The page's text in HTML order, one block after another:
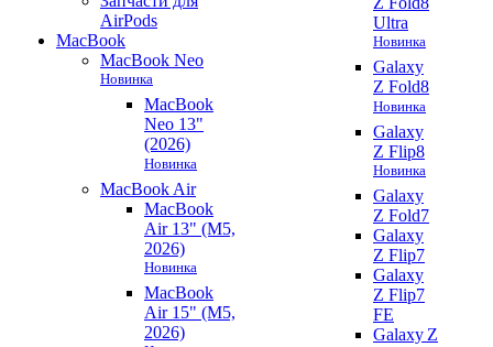
AirPods
MacBook
MacBook Neo
Новинка
MacBook
Neo 13"
(2026)
Новинка
MacBook Air
MacBook
Air 13" (M5,
2026)
Новинка
MacBook
Air 15" (M5,
2026)
Ultra
Новинка
Galaxy
Z Fold8
Новинка
Galaxy
Z Flip8
Новинка
Galaxy
Z Fold7
Galaxy
Z Flip7
Galaxy
Z Flip7
FE
Galaxy Z